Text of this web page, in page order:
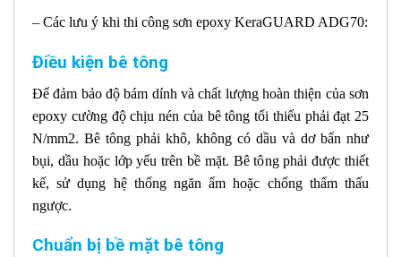
– Các lưu ý khi thi công sơn epoxy KeraGUARD ADG70:
Điều kiện bê tông
Để đảm bảo độ bám dính và chất lượng hoàn thiện của sơn
epoxy cường độ chịu nén của bê tông tối thiểu phải đạt 25
N/mm2. Bê tông phải khô, không có dầu và dơ bẩn như
bụi, dầu hoặc lớp yếu trên bề mặt. Bê tông phải được thiết
kế, sử dụng hệ thống ngăn ẩm hoặc chống thẩm thấu
ngược.
Chuẩn bị bề mặt bê tông